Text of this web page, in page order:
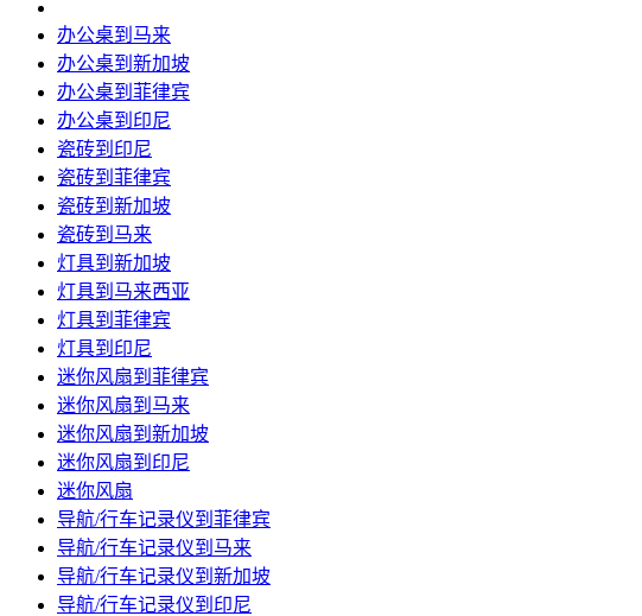
办公桌到马来
办公桌到新加坡
办公桌到菲律宾
办公桌到印尼
瓷砖到印尼
瓷砖到菲律宾
瓷砖到新加坡
瓷砖到马来
灯具到新加坡
灯具到马来西亚
灯具到菲律宾
灯具到印尼
迷你风扇到菲律宾
迷你风扇到马来
迷你风扇到新加坡
迷你风扇到印尼
迷你风扇
导航/行车记录仪到菲律宾
导航/行车记录仪到马来
导航/行车记录仪到新加坡
导航/行车记录仪到印尼